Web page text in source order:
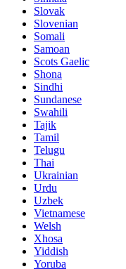
Slovak
Slovenian
Somali
Samoan
Scots Gaelic
Shona
Sindhi
Sundanese
Swahili
Tajik
Tamil
Telugu
Thai
Ukrainian
Urdu
Uzbek
Vietnamese
Welsh
Xhosa
Yiddish
Yoruba